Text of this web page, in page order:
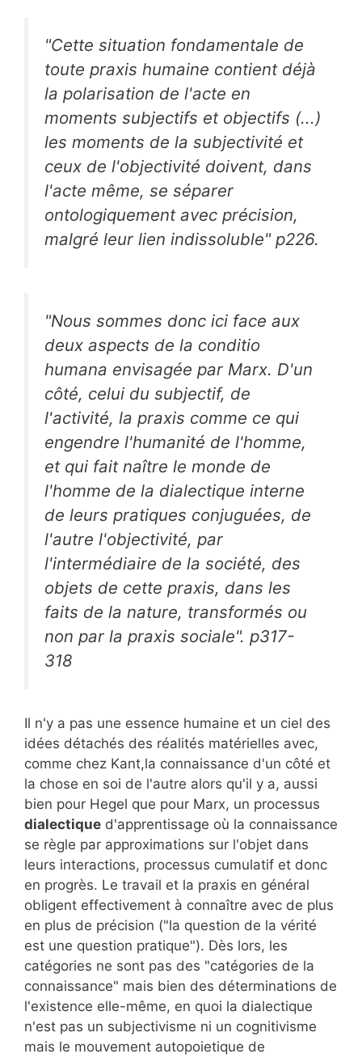
"Cette situation fondamentale de
toute praxis humaine contient déjà
la polarisation de l'acte en
moments subjectifs et objectifs (...)
les moments de la subjectivité et
ceux de l'objectivité doivent, dans
l'acte même, se séparer
ontologiquement avec précision,
malgré leur lien indissoluble" p226.
"Nous sommes donc ici face aux
deux aspects de la conditio
humana envisagée par Marx. D'un
côté, celui du subjectif, de
l'activité, la praxis comme ce qui
engendre l'humanité de l'homme,
et qui fait naître le monde de
l'homme de la dialectique interne
de leurs pratiques conjuguées, de
l'autre l'objectivité, par
l'intermédiaire de la société, des
objets de cette praxis, dans les
faits de la nature, transformés ou
non par la praxis sociale". p317-
318
Il n'y a pas une essence humaine et un ciel des
idées détachés des réalités matérielles avec,
comme chez Kant,la connaissance d'un côté et
la chose en soi de l'autre alors qu'il y a, aussi
bien pour Hegel que pour Marx, un processus
dialectique d'apprentissage où la connaissance
se règle par approximations sur l'objet dans
leurs interactions, processus cumulatif et donc
en progrès. Le travail et la praxis en général
obligent effectivement à connaître avec de plus
en plus de précision ("la question de la vérité
est une question pratique"). Dès lors, les
catégories ne sont pas des "catégories de la
connaissance" mais bien des déterminations de
l'existence elle-même, en quoi la dialectique
n'est pas un subjectivisme ni un cognitivisme
mais le mouvement autopoietique de